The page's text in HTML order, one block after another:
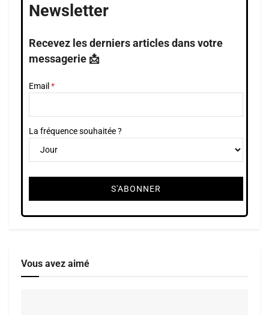
Newsletter
Recevez les derniers articles dans votre
messagerie 📩
Email
La fréquence souhaitée ?
Vous avez aimé